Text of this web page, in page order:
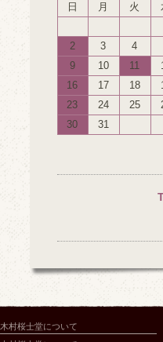
日
月 火
2 3
4
9
10 11
16
17 18
23
24 25
30
31
木村桜士堂について